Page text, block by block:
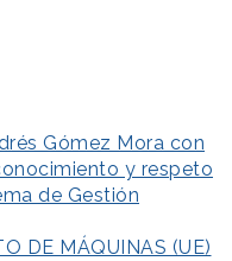
Gómez Mora con
y respeto
de Gestión
DE MÁQUINAS (UE)